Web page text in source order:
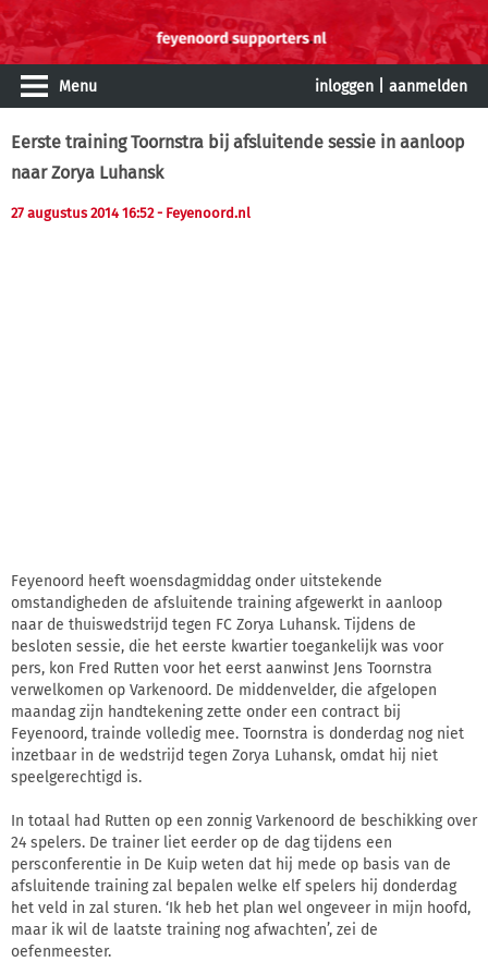
Menu inloggen aanmelden
Eerste training Toornstra bij afsluitende sessie in aanloop
naar Zorya Luhansk
27 augustus 2014 16:52- Feyenoord.nl
Feyenoord heeft woensdagmiddag onder uitstekende
omstandigheden de afsluitende training afgewerkt in aanloop
naar de thuiswedstrijd tegen FC Zorya Luhansk. Tijdens de
besloten sessie, die het eerste kwartier toegankelijk was voor
pers, kon Fred Rutten voor het eerst aanwinst Jens Toornstra
verwelkomen op Varkenoord. De middenvelder, die afgelopen
maandag zijn handtekening zette onder een contract bij
Feyenoord, trainde volledig mee. Toornstra is donderdag nog niet
inzetbaar in de wedstrijd tegen Zorya Luhansk, omdat hij niet
speelgerechtigd is.
In totaal had Rutten op een zonnig Varkenoord de beschikking over
24 spelers. De trainer liet eerder op de dag tijdens een
persconferentie in De Kuip weten dat hij mede op basis van de
afsluitende training zal bepalen welke elf spelers hij donderdag
het veld in zal sturen. ‘Ik heb het plan wel ongeveer in mijn hoofd,
maar ik wil de laatste training nog afwachten’, zei de
oefenmeester.